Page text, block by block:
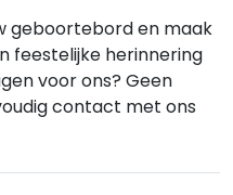
geboortebord en maak
feestelijke herinnering
voor ons? Geen
contact met ons